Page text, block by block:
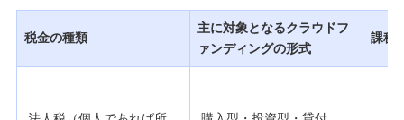
税金の種類
主に対象となるクラウドフ
ァンディングの形式
課税